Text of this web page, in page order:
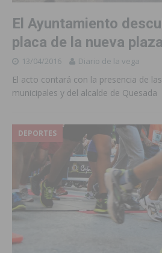
El Ayuntamiento
placa de la nueva
13/04/2016 Diario de la vega
El acto contará con la presencia de
municipales y del alcalde de Quesada
DEPORTES